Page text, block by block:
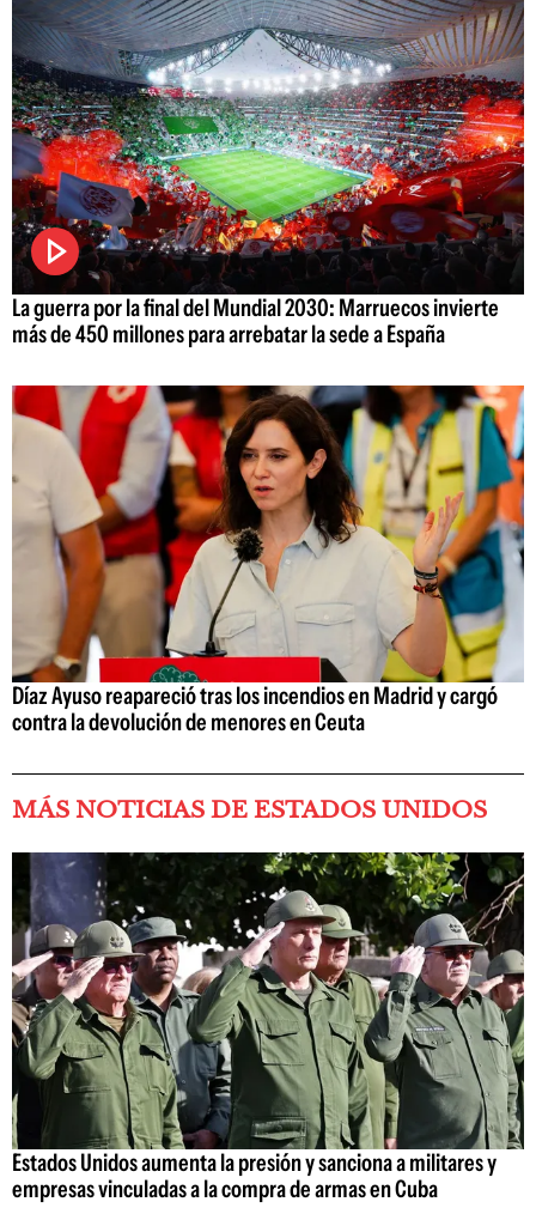
La guerra por la final del Mundial 2030: Marruecos invierte
más de 450 millones para arrebatar la sede a España
Díaz Ayuso reapareció tras los incendios en Madrid y cargó
contra la devolución de menores en Ceuta
MÁS NOTICIAS DE ESTADOS UNIDOS
Estados Unidos aumenta la presión y sanciona a militares y
empresas vinculadas a la compra de armas en Cuba